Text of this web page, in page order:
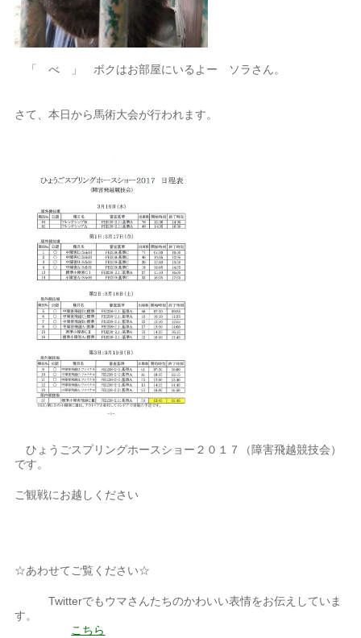
「 べ 」 ボクはお部屋にいるよー ソラさん。
さて、本日から馬術大会が行われます。
ひょうごスプリングホースショー２０１７（障害飛越競技会）
です。
ご観戦にお越しください
☆あわせてご覧ください☆
Twitterでもウマさんたちのかわいい表情をお伝えしていま
す。
こちら